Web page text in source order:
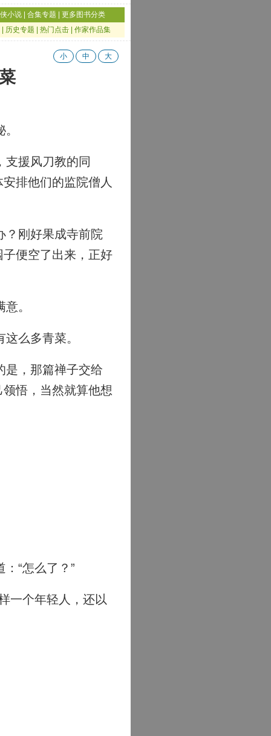
小说 合集专题
更多图书分类
历史专题 热门点击 作家作品集
小 中 大
援风刀教的同
排他们的监院僧人
刚好果成寺前院
便空了出来，正好
。
么多青菜。
，那篇禅子交给
悟，当然就算他想
“怎么了？”
一个年轻人，还以